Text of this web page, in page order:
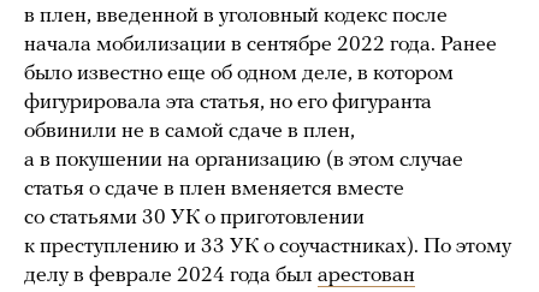
в плен, введенной в уголовный кодекс после
начала мобилизации в сентябре 2022 года. Ранее
было известно еще об одном деле, в котором
фигурировала эта статья, но его фигуранта
обвинили не в самой сдаче в плен,
а в покушении на организацию (в этом случае
статья о сдаче в плен вменяется вместе
со статьями 30 УК о приготовлении
к преступлению и 33 УК о соучастниках). По этому
делу в феврале 2024 года был арестован